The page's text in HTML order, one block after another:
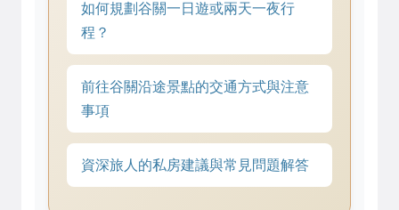
如何規劃谷關一日遊或兩天一夜行
程？
前往谷關沿途景點的交通方式與注意
事項
資深旅人的私房建議與常見問題解答